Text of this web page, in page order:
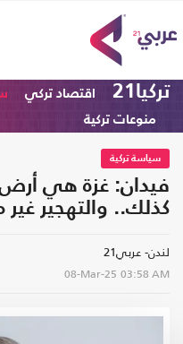
تركيا21 اقتصاد تركي
منوعات تركية
سياسة تركية
فيدان: غزة هي
كذلك.. والتهجير
لندن- عربي21
08-Mar-25 03:58 AM